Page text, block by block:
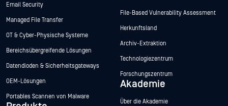
Email Security
Managed File Transfer
OT & Cyber-Physische Systeme
Bereichsübergreifende Lösungen
Datendioden & Sicherheitsgateways
OEM-Lösungen
Portables Scannen von Malware
File-Based Vulnerability Assessment
Herkunftsland
Archiv-Extraktion
Technologiezentrum
Forschungszentrum
Akademie
Über die Akademie